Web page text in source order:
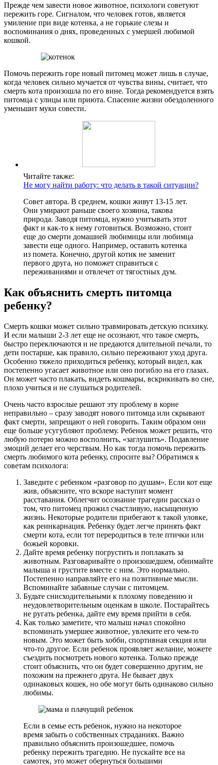
Прежде чем завести новое животное, психологи советуют
пережить горе. Сигналом, что человек готов, является
умиление при виде котенка, а не горькие слезы и
воспоминания о днях, проведенных с умершей любимой
кошкой.
Помочь пережить горе новый питомец может лишь в случае,
когда человек сильно мучается от чувства вины, считает, что
смерть кота произошла по его вине. Тогда рекомендуется взять
питомца с улицы или приюта. Спасение жизни обездоленного
уменьшит муки совести.
Читайте также:
Не могу найти работу: что делать в такой ситуации?
Совет автора. В среднем, кошки живут 13-15 лет.
Они умирают раньше своего хозяина, такова
природа. Заводя питомца, нужно учитывать этот
факт и как-то к нему готовиться. Возможно, стоит
еще до смерти домашней любимицы или любимца
завести еще одного. Например, оставить котенка
из помета. Конечно, другой котик не заменит
первого друга, но поможет справиться с
переживаниями и отвлечет от тягостных дум.
Как объяснить смерть питомца
ребенку?
Смерть кошки может сильно травмировать детскую психику.
И если малыши 2-3 лет еще не осознают, что такое смерть,
быстро переключаются и не предаются длительной печали, то
дети постарше, как правило, сильно переживают уход друга.
Особенно тяжело приходиться ребенку, который видел, как
постепенно угасает животное или оно погибло на его глазах.
Он может часто плакать, видеть кошмары, вскрикивать во сне,
плохо учиться и не слушаться родителей.
Очень часто взрослые решают эту проблему в корне
неправильно – сразу заводят нового питомца или скрывают
факт смерти, запрещают о ней говорить. Таким образом они
еще больше усугубляют проблему. Ребенок может решить, что
любую потерю можно восполнить, «заглушить». Подавление
эмоций делает его черствым. Но как тогда помочь пережить
смерть любимого кота ребенку, спросите вы? Обратимся к
советам психолога:
Заведите с ребенком «разговор по душам». Если кот еще
жив, объясните, что вскоре наступит момент
расставания. Облегчит осознание трагедии рассказ о
том, что питомец прожил счастливую, насыщенную
жизнь. Некоторые родители прибегают к такой уловке,
как реинкарнация. Ребенку будет легче принять факт
смерти кота, если тот переродиться в теле птички или
божьей коровки.
Дайте время ребенку погрустить и поплакать за
животным. Разговаривайте о произошедшем, обнимайте
малыша и грустите вместе с ним. Это нормально.
Постепенно направляйте его на позитивные мысли.
Вспоминайте забавные случаи с питомцем.
Будьте снисходительными к плохому поведению и
неудовлетворительным оценкам в школе. Постарайтесь
не ругать ребенка, дайте ему время прийти в себя.
Как только заметите, что малыш начал спокойно
вспоминать умершее животное, увлеките его чем-то
новым. Это может быть хобби, спортивная секция или
что-то другое. Если ребенок проявляет желание, можете
съездить посмотреть нового котенка. Только прежде
стоит объяснить, что он будет совершенно другим, не
похожим на прежнего друга. Не бывает двух
одинаковых кошек, но обе могут быть одинаково сильно
любимы.
Если в семье есть ребенок, нужно на некоторое
время забыть о собственных страданиях. Важно
правильно объяснить произошедшее, помочь
ребенку пережить трагедию. Не пускайте все на
самотек, это может обернуться большими